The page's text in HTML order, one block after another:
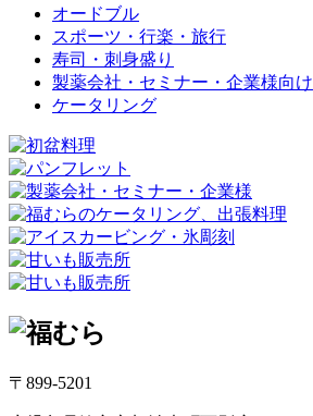
オードブル
スポーツ・行楽・旅行
寿司・刺身盛り
製薬会社・セミナー・企業様向け
ケータリング
〒899-5201